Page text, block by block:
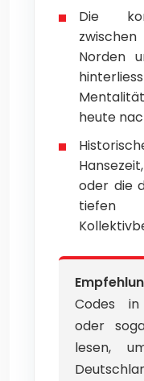
Die
Norden
heute
oder die
tiefen
Codes
oder
lesen,